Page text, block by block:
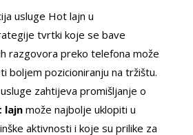
usluge Hot lajn u
tvrtki koje se bave
razgovora preko telefona može
boljem pozicioniranju na tržištu.
zahtijeva promišljanje o
lajnmože najbolje uklopiti u
aktivnosti i koje su prilike za